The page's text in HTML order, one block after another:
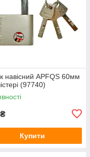
навісний APFQS 60мм
(97740)
₴
Купити